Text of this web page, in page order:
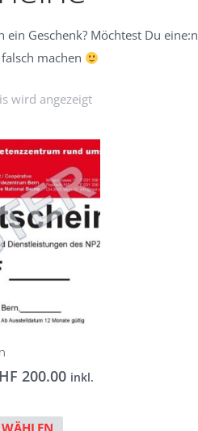
ein Geschenk? Möchtest Du
machen
wird angezeigt
200.00Preisspanne:
inkl.